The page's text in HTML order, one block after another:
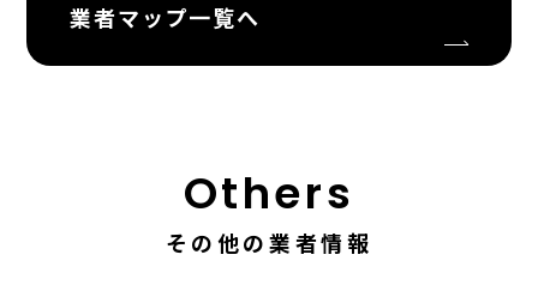
業者マップ一覧へ
Others
その他の業者情報